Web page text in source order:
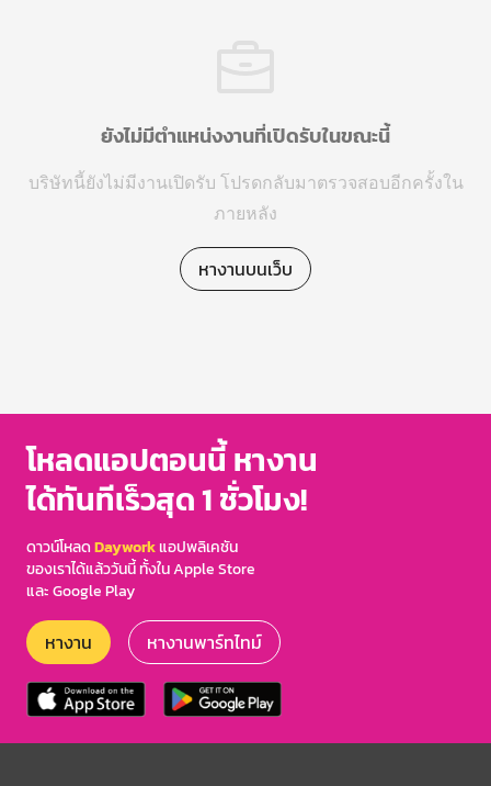
ยังไม่มีตำแหน่งงานที่เปิดรับในขณะนี้
บริษัทนี้ยังไม่มีงานเปิดรับ โปรดกลับมาตรวจสอบอีกครั้งใน
ภายหลัง
หางานบนเว็บ
โหลดแอปตอนนี้ หางาน
ได้ทันทีเร็วสุด 1 ชั่วโมง!
ดาวน์โหลดDayworkแอปพลิเคชัน
ของเราได้แล้ววันนี้ ทั้งใน Apple Store
และ Google Play
หางาน หางานพาร์ทไทม์